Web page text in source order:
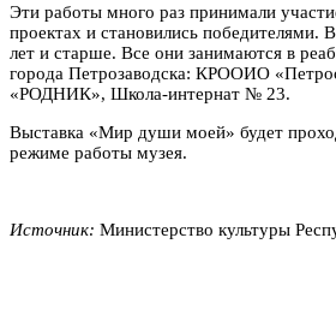
Эти работы много раз принимали
проектах и становились победителями.
лет и старше. Все они занимаются в
города Петрозаводска: КРООИО
«РОДНИК», Школа-интернат № 23.
Выставка «Мир души моей» будет
режиме работы музея.
Источник: Министерство культуры